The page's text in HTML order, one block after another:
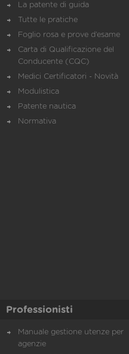
La patente di guida
Tutte le pratiche
Foglio rosa e prove d’esame
Carta di Qualificazione del
Conducente (CQC)
Medici Certificatori - Novità
Modulistica
Patente nautica
Normativa
Professionisti
Manuale gestione utenze per
agenzie